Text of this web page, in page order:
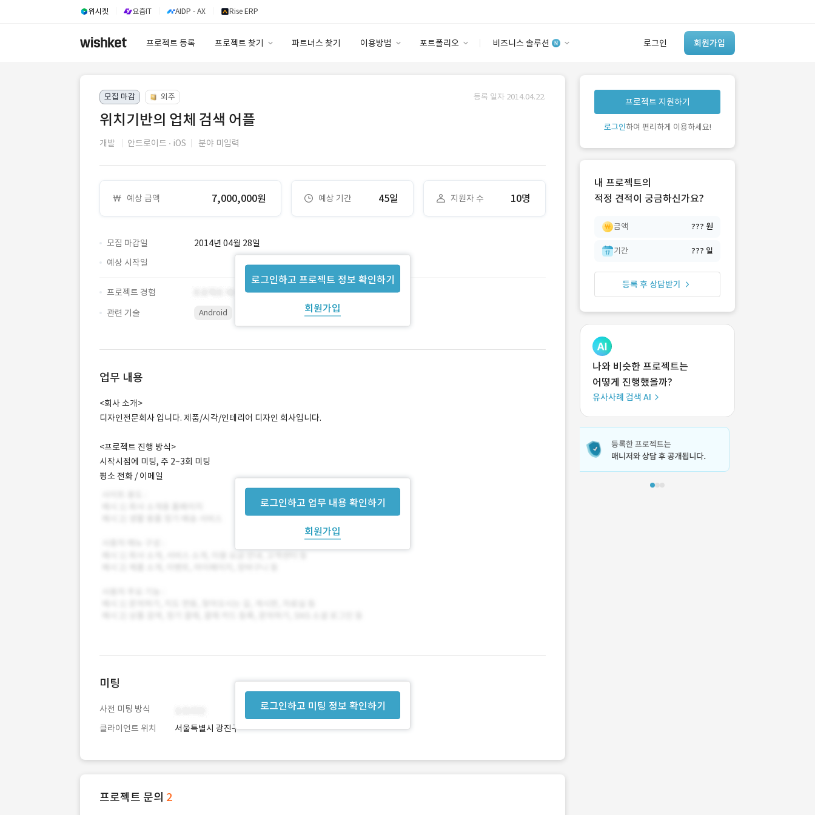
위시켓 요즘IT AIDP - AX Rise ERP
프로젝트 등록 프로젝트 찾기 파트너스 찾기 이용방법 포트폴리오 비즈니스 솔루션 로그인 회원가입
안심 코드 케어
유사사례 검색 AI
‘이런 거’ 만들어본
개발 회사 있어?
모집 마감 외주 등록 일자 2014.04.22.
위치기반의 업체 검색 어플
개발 안드로이드 iOS 분야 미입력
예상 금액 7,000,000원 예상 기간 45일 지원자 수 10명
모집 마감일 2014년 04월 28일
로그인하고 프로젝트 정보 확인하기
회원가입
예상 시작일
프로젝트 경험
관련 기술
Android
업무 내용
로그인하고 업무 내용 확인하기
회원가입
<회사 소개>
디자인전문회사 입니다. 제품/시각/인테리어 디자인 회사입니다.
<프로젝트 진행 방식>
시작시점에 미팅, 주 2~3회 미팅
평소 전화 / 이메일
로그인하고 미팅 정보 확인하기
미팅
사전 미팅 방식
클라이언트 위치
서울특별시 광진구
프로젝트 문의 2
프로젝트 지원하기
로그인하여 편리하게 이용하세요!
내 프로젝트의
적정 견적이 궁금하신가요?
금액 ??? 원
기간 ??? 일
등록 후 상담받기
나와 비슷한 프로젝트는
어떻게 진행했을까?
유사사례 검색 AI